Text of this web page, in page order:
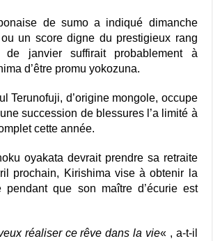
de sumo a indiqué dimanche
ou un score digne du prestigieux rang
de janvier suffirait probablement à
d’être promu yokozuna.
Terunofuji, d’origine mongole, occupe
succession de blessures l’a limité à
cette année.
oyakata devrait prendre sa retraite
prochain, Kirishima vise à obtenir la
pendant que son maître d’écurie est
réaliser ce rêve dans la vie« , a-t-il